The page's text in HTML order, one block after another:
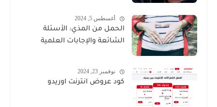
أغسطس 5, 2024
الحمل من المذي: الأسئلة
الشائعة والإجابات العلمية
نوفمبر 23, 2024
كود عروض انترنت اوريدو